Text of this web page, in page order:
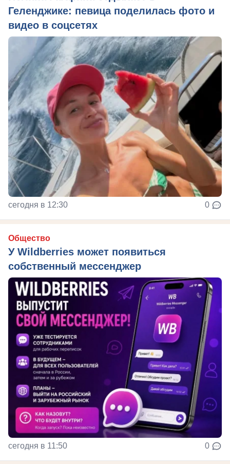
Геленджике: певица поделилась фото и
видео в соцсетях
сегодня в 12:30 0
Общество
У Wildberries может появиться
собственный мессенджер
сегодня в 11:50 0